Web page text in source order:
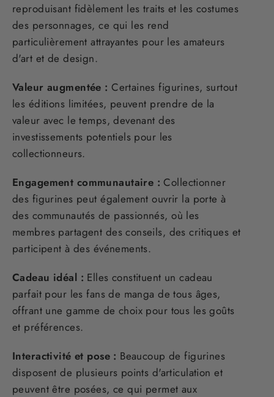
reproduisant fidèlement les traits et les costumes
des personnages, ce qui les rend
particulièrement attrayantes pour les amateurs
d'art et de design.
Valeur augmentée : Certaines figurines, surtout
les éditions limitées, peuvent prendre de la
valeur avec le temps, devenant des
investissements potentiels pour les
collectionneurs.
Engagement communautaire : Collectionner
des figurines peut également ouvrir la porte à
des communautés de passionnés, où les
membres partagent des conseils, des critiques et
participent à des événements.
Cadeau idéal : Elles constituent un cadeau
parfait pour les fans de manga de tous âges,
offrant une gamme de choix pour tous les goûts
et préférences.
Interactivité et pose : Beaucoup de figurines
disposent de plusieurs points d'articulation et
peuvent être posées, ce qui permet aux